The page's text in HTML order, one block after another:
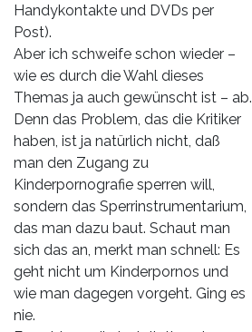
Handykontakte und DVDs per
Post).
Aber ich schweife schon wieder –
wie es durch die Wahl dieses
Themas ja auch gewünscht ist – ab.
Denn das Problem, das die Kritiker
haben, ist ja natürlich nicht, daß
man den Zugang zu
Kinderpornografie sperren will,
sondern das Sperrinstrumentarium,
das man dazu baut. Schaut man
sich das an, merkt man schnell: Es
geht nicht um Kinderpornos und
wie man dagegen vorgeht. Ging es
nie.